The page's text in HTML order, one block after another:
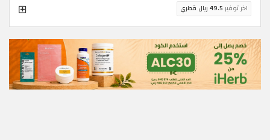
اخر توفير 49.5 ريال قطري